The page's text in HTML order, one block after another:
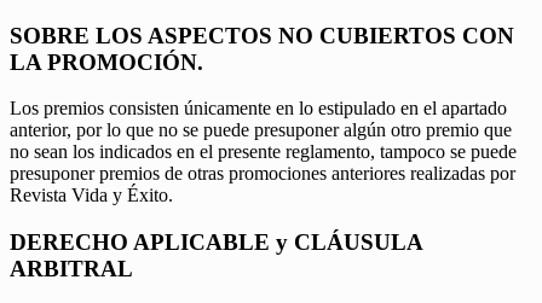
SOBRE LOS ASPECTOS NO CUBIERTOS CON
LA PROMOCIÓN.
Los premios consisten únicamente en lo estipulado en el apartado
anterior, por lo que no se puede presuponer algún otro premio que
no sean los indicados en el presente reglamento, tampoco se puede
presuponer premios de otras promociones anteriores realizadas por
Revista Vida y Éxito.
DERECHO APLICABLE y CLÁUSULA
ARBITRAL